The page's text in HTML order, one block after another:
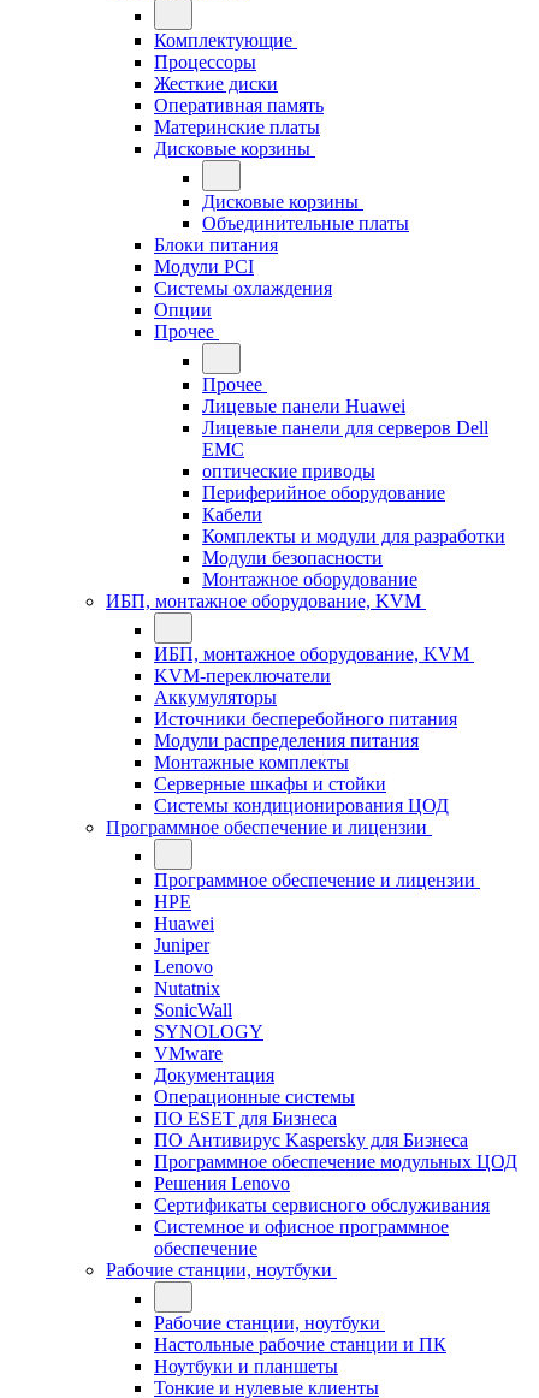
Комплектующие
Процессоры
Жесткие диски
Оперативная память
Материнские платы
Дисковые корзины
Дисковые корзины
Объединительные платы
Блоки питания
Модули PCI
Системы охлаждения
Опции
Прочее
Прочее
Лицевые панели Huawei
Лицевые панели для серверов Dell
EMC
оптические приводы
Периферийное оборудование
Кабели
Комплекты и модули для разработки
Модули безопасности
Монтажное оборудование
ИБП, монтажное оборудование, KVM
ИБП, монтажное оборудование, KVM
KVM-переключатели
Аккумуляторы
Источники бесперебойного питания
Модули распределения питания
Монтажные комплекты
Серверные шкафы и стойки
Системы кондиционирования ЦОД
Программное обеспечение и лицензии
Программное обеспечение и лицензии
HPE
Huawei
Juniper
Lenovo
Nutatnix
SonicWall
SYNOLOGY
VMware
Документация
Операционные системы
ПО ESET для Бизнеса
ПО Антивирус Kaspersky для Бизнеса
Программное обеспечение модульных ЦОД
Решения Lenovo
Сертификаты сервисного обслуживания
Системное и офисное программное
обеспечение
Рабочие станции, ноутбуки
Рабочие станции, ноутбуки
Настольные рабочие станции и ПК
Ноутбуки и планшеты
Тонкие и нулевые клиенты